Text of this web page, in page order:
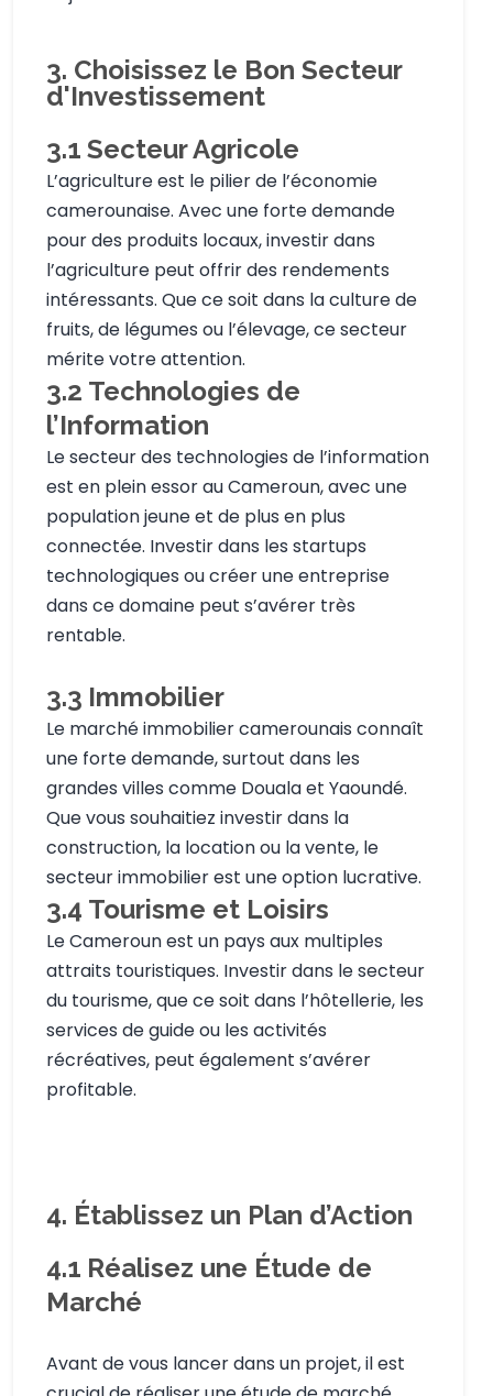
3. Choisissez le Bon Secteur
d'Investissement
3.1 Secteur Agricole
L’agriculture est le pilier de l’économie
camerounaise. Avec une forte demande
pour des produits locaux, investir dans
l’agriculture peut offrir des rendements
intéressants. Que ce soit dans la culture de
fruits, de légumes ou l’élevage, ce secteur
mérite votre attention.
3.2 Technologies de
l’Information
Le secteur des technologies de l’information
est en plein essor au Cameroun, avec une
population jeune et de plus en plus
connectée. Investir dans les startups
technologiques ou créer une entreprise
dans ce domaine peut s’avérer très
rentable.
3.3 Immobilier
Le marché immobilier camerounais connaît
une forte demande, surtout dans les
grandes villes comme Douala et Yaoundé.
Que vous souhaitiez investir dans la
construction, la location ou la vente, le
secteur immobilier est une option lucrative.
3.4 Tourisme et Loisirs
Le Cameroun est un pays aux multiples
attraits touristiques. Investir dans le secteur
du tourisme, que ce soit dans l’hôtellerie, les
services de guide ou les activités
récréatives, peut également s’avérer
profitable.
4. Établissez un Plan d’Action
4.1 Réalisez une Étude de
Marché
Avant de vous lancer dans un projet, il est